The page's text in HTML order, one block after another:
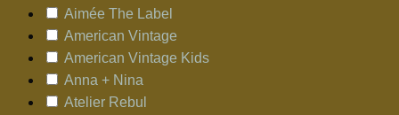
Aimée The Label
American Vintage
American Vintage Kids
Anna + Nina
Atelier Rebul